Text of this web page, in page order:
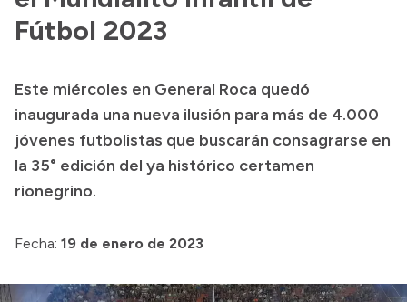
Acerca de Río Negro
Geografía
Invertí en Río Negro
Presupuesto
Boletín Oficial
Fútbol 2023
Este miércoles en General Roca quedó
inaugurada una nueva ilusión para más de 4.000
jóvenes futbolistas que buscarán consagrarse en
la 35° edición del ya histórico certamen
rionegrino.
Fecha: 19 de enero de 2023